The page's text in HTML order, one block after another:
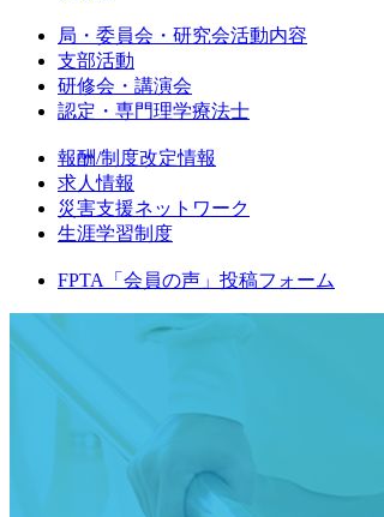
局・委員会・研究会活動内容
支部活動
研修会・講演会
認定・専門理学療法士
報酬/制度改定情報
求人情報
災害支援ネットワーク
生涯学習制度
FPTA「会員の声」投稿フォーム